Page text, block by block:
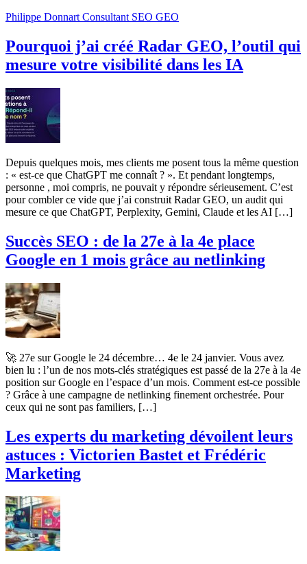
Philippe Donnart Consultant SEO GEO
Pourquoi j’ai créé Radar GEO, l’outil qui
mesure votre visibilité dans les IA
Depuis quelques mois, mes clients me posent tous la même question
: « est-ce que ChatGPT me connaît ? ». Et pendant longtemps,
personne , moi compris, ne pouvait y répondre sérieusement. C’est
pour combler ce vide que j’ai construit Radar GEO, un audit qui
mesure ce que ChatGPT, Perplexity, Gemini, Claude et les AI […]
Succès SEO : de la 27e à la 4e place
Google en 1 mois grâce au netlinking
🚀 27e sur Google le 24 décembre… 4e le 24 janvier. Vous avez
bien lu : l’un de nos mots-clés stratégiques est passé de la 27e à la 4e
position sur Google en l’espace d’un mois. Comment est-ce possible
? Grâce à une campagne de netlinking finement orchestrée. Pour
ceux qui ne sont pas familiers, […]
Les experts du marketing dévoilent leurs
astuces : Victorien Bastet et Frédéric
Marketing